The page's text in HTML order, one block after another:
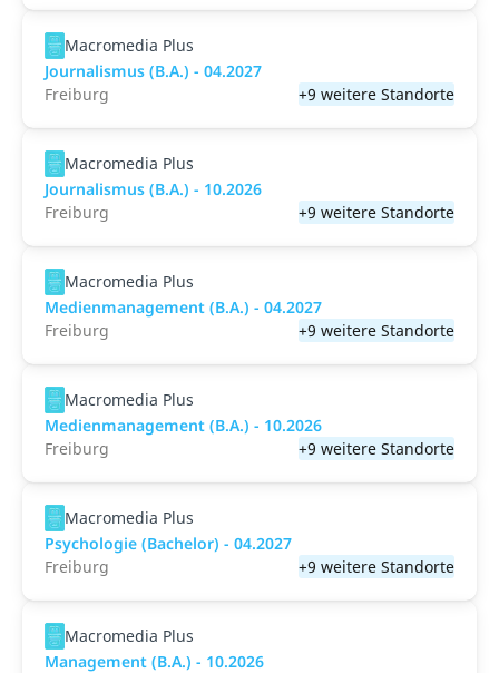
Macromedia Plus
Journalismus (B.A.) - 04.2027
Freiburg
+9 weitere Standorte
Macromedia Plus
Journalismus (B.A.) - 10.2026
Freiburg
+9 weitere Standorte
Macromedia Plus
Medienmanagement (B.A.) - 04.2027
Freiburg
+9 weitere Standorte
Macromedia Plus
Medienmanagement (B.A.) - 10.2026
Freiburg
+9 weitere Standorte
Macromedia Plus
Psychologie (Bachelor) - 04.2027
Freiburg
+9 weitere Standorte
Macromedia Plus
Management (B.A.) - 10.2026